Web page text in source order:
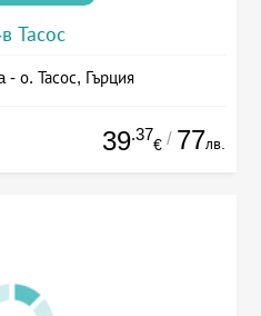
Тасос
о. Тасос, Гърция
39.37
€ / 77лв.